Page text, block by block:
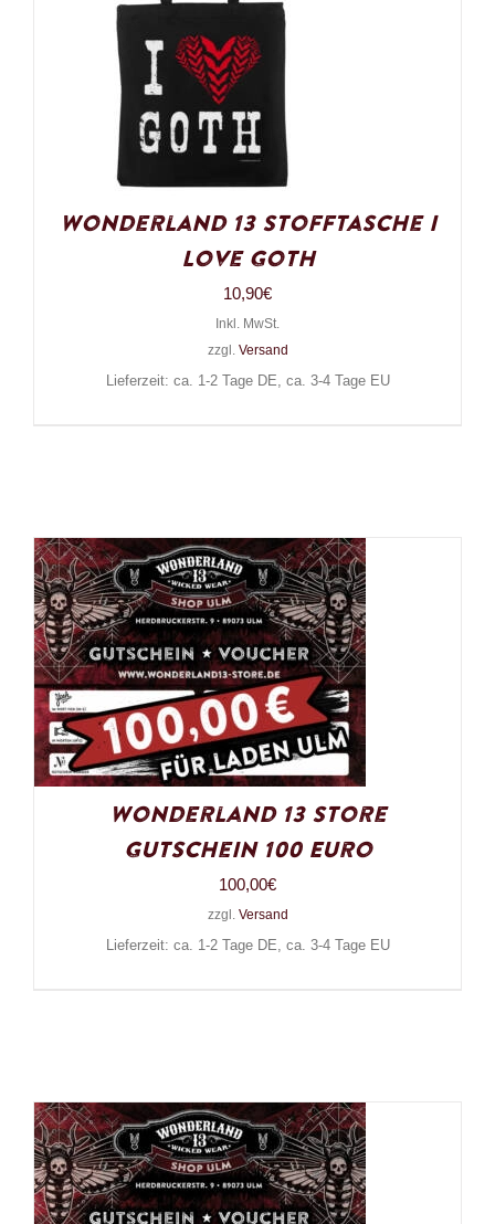
Wonderland 13 Stofftasche I
Love Goth
10,90€
Inkl. MwSt.
zzgl. Versand
Lieferzeit: ca. 1-2 Tage DE, ca. 3-4 Tage EU
Wonderland 13 Store
Gutschein 100 Euro
100,00€
zzgl. Versand
Lieferzeit: ca. 1-2 Tage DE, ca. 3-4 Tage EU